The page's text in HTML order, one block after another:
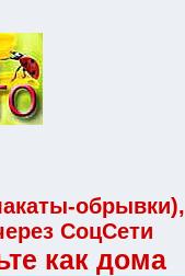
обрывки),
СоцСети
как дома